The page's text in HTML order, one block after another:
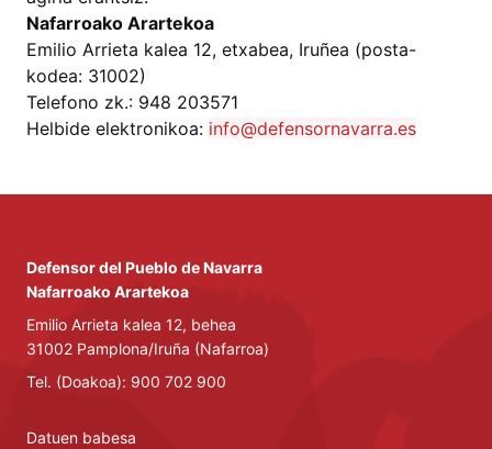
Nafarroako Arartekoa
Emilio Arrieta kalea 12, etxabea, Iruñea (posta-
kodea: 31002)
Telefono zk.: 948 203571
Helbide elektronikoa: info@defensornavarra.es
Defensor del Pueblo de Navarra
Nafarroako Arartekoa
Emilio Arrieta kalea 12, behea
31002 Pamplona/Iruña (Nafarroa)
Tel. (Doakoa): 900 702 900
Datuen babesa